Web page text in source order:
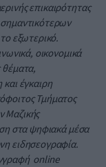
επικαιρότητας
εξωτερικό.
οικονομικά
θέματα,
έγκαιρη
Τμήματος
Μαζικής
στα ψηφιακά μέσα
ειδησεογραφία.
online